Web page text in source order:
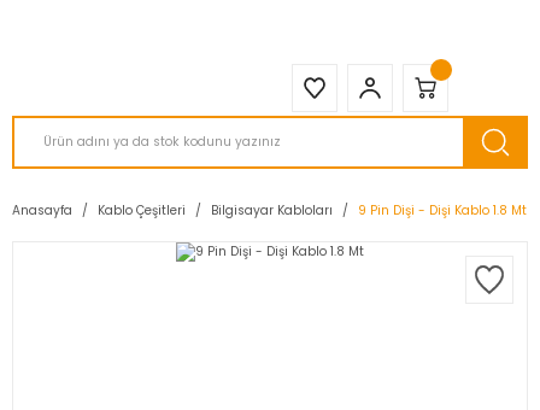
Anasayfa Kablo Çeşitleri Bilgisayar Kabloları 9 Pin Dişi - Dişi Kablo 1.8 Mt